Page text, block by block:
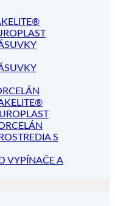
S
VYPÍNAČE A